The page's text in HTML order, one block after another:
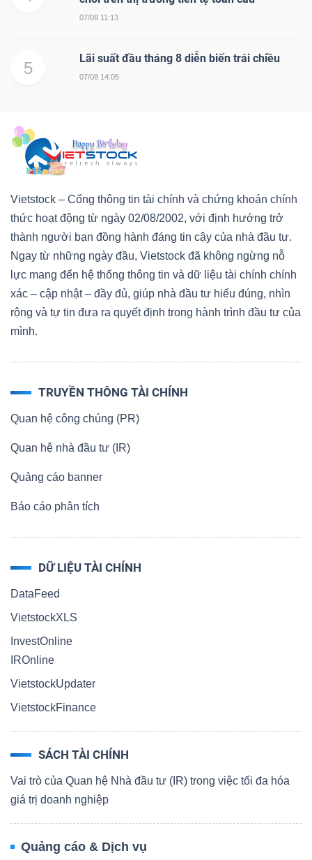
07/08 11:13
5
Lãi suất đầu tháng 8 diễn biến trái chiều
07/08 14:05
Vietstock – Cổng thông tin tài chính và chứng khoán chính
thức hoạt động từ ngày 02/08/2002, với định hướng trở
thành người bạn đồng hành đáng tin cậy của nhà đầu tư.
Ngay từ những ngày đầu, Vietstock đã không ngừng nỗ
lực mang đến hệ thống thông tin và dữ liệu tài chính chính
xác – cập nhật – đầy đủ, giúp nhà đầu tư hiểu đúng, nhìn
rộng và tự tin đưa ra quyết định trong hành trình đầu tư của
mình.
TRUYỀN THÔNG TÀI CHÍNH
Quan hệ công chúng (PR)
Quan hệ nhà đầu tư (IR)
Quảng cáo banner
Báo cáo phân tích
DỮ LIỆU TÀI CHÍNH
DataFeed
VietstockXLS
InvestOnline
IROnline
VietstockUpdater
VietstockFinance
SÁCH TÀI CHÍNH
Vai trò của Quan hệ Nhà đầu tư (IR) trong việc tối đa hóa
giá trị doanh nghiệp
Quảng cáo & Dịch vụ